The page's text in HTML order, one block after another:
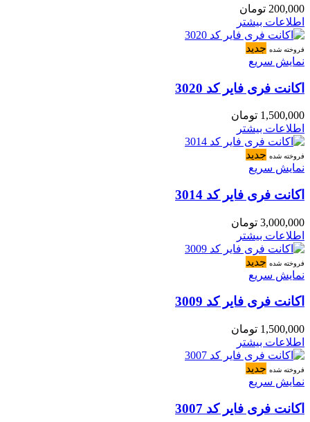
200,000 تومان
اطلاعات بیشتر
فروخته شده جدید
نمایش سریع
اکانت فری فایر کد 3020
1,500,000 تومان
اطلاعات بیشتر
فروخته شده جدید
نمایش سریع
اکانت فری فایر کد 3014
3,000,000 تومان
اطلاعات بیشتر
فروخته شده جدید
نمایش سریع
اکانت فری فایر کد 3009
1,500,000 تومان
اطلاعات بیشتر
فروخته شده جدید
نمایش سریع
اکانت فری فایر کد 3007